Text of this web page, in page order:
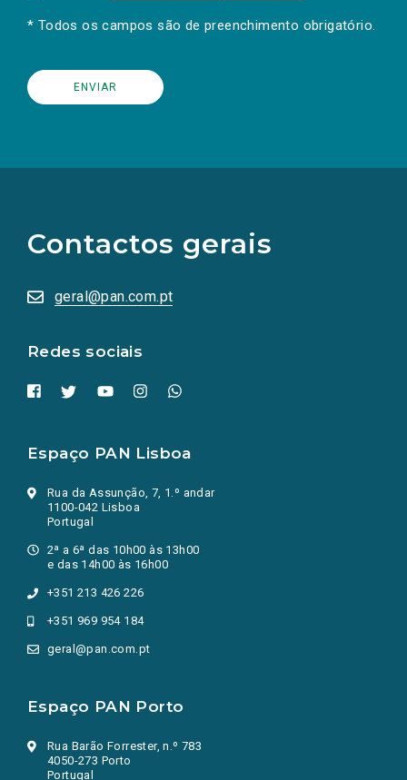
* Todos os campos são de preenchimento obrigatório.
Contactos gerais
geral@pan.com.pt
Redes sociais
redes
sociais
numa
nova
Espaço PAN Lisboa
Rua da Assunção, 7, 1.º andar
1100-042 Lisboa
Portugal
2ª a 6ª das 10h00 às 13h00
e das 14h00 às 16h00
+351 213 426 226
+351 969 954 184
geral@pan.com.pt
Espaço PAN Porto
Rua Barão Forrester, n.º 783
4050-273 Porto
Portugal